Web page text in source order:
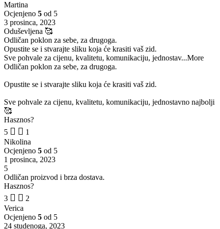
Martina
Ocjenjeno 5 od 5
3 prosinca, 2023
Oduševljena 🥰
Odličan poklon za sebe, za drugoga.
Opustite se i stvarajte sliku koja će krasiti vaš zid.
Sve pohvale za cijenu, kvalitetu, komunikaciju, jednostav...More
Odličan poklon za sebe, za drugoga.
Opustite se i stvarajte sliku koja će krasiti vaš zid.
Sve pohvale za cijenu, kvalitetu, komunikaciju, jednostavno najbolji
🥰
Hasznos?
5
1
Nikolina
Ocjenjeno 5 od 5
1 prosinca, 2023
5
Odličan proizvod i brza dostava.
Hasznos?
3
2
Verica
Ocjenjeno 5 od 5
24 studenoga, 2023